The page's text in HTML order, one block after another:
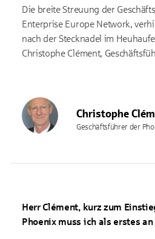
Die breite Streuung der
Enterprise Europe Network,
nach der Stecknadel im
Christophe Clément,
Christophe
Geschäftsführer der
Herr Clément, kurz zum
Phoenix muss ich als erstes